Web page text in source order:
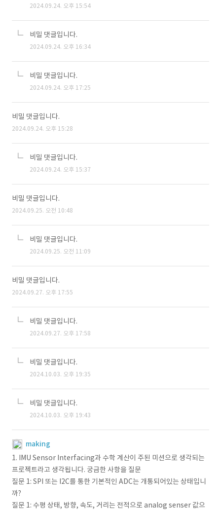
2024.09.24. 오후 15:54
비밀 댓글입니다.
2024.09.24. 오후 16:34
비밀 댓글입니다.
2024.09.24. 오후 17:25
비밀 댓글입니다.
2024.09.24. 오후 15:28
비밀 댓글입니다.
2024.09.24. 오후 15:37
비밀 댓글입니다.
2024.09.25. 오전 10:48
비밀 댓글입니다.
2024.09.25. 오전 11:09
비밀 댓글입니다.
2024.09.27. 오후 17:55
비밀 댓글입니다.
2024.09.27. 오후 17:58
비밀 댓글입니다.
2024.10.03. 오후 19:35
비밀 댓글입니다.
2024.10.03. 오후 19:43
making
1. IMU Sensor Interfacing과 수학 계산이 주된 미션으로 생각되는
프로젝트라고 생각됩니다. 궁금한 사항을 질문
질문 1: SPI 또는 I2C를 통한 기본적인 ADC는 개통되어있는 상태입니
까?
질문 1: 수평 상태, 방향, 속도, 거리는 전적으로 analog senser 값으